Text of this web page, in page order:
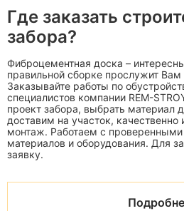
Где заказать
забора?
Фиброцементная доска –
правильной сборке прослужит Вам
Заказывайте работы по
специалистов компании REM-
проект забора, выбрать материал
доставим на участок,
монтаж. Работаем с
материалов и оборудования. Для
заявку.